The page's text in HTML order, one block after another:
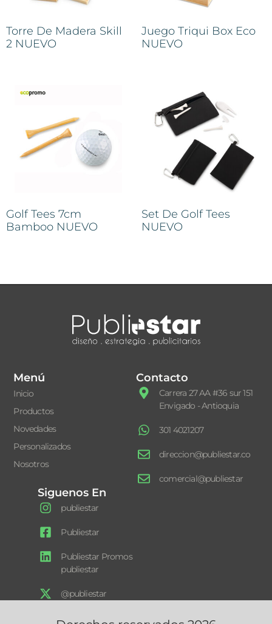
Torre De Madera Skill
2 NUEVO
Juego Triqui Box Eco
NUEVO
Golf Tees 7cm
Bamboo NUEVO
Set De Golf Tees
NUEVO
Menú
Inicio
Productos
Novedades
Personalizados
Nosotros
Contacto
Carrera 27 AA #36 sur 151
Envigado - Antioquia
301 4021207
direccion@publiestar.co
comercial@publiestar
Siguenos En
publiestar
Publiestar
Publiestar Promos
publiestar
@publiestar